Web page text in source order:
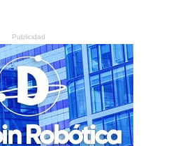
Publicidad